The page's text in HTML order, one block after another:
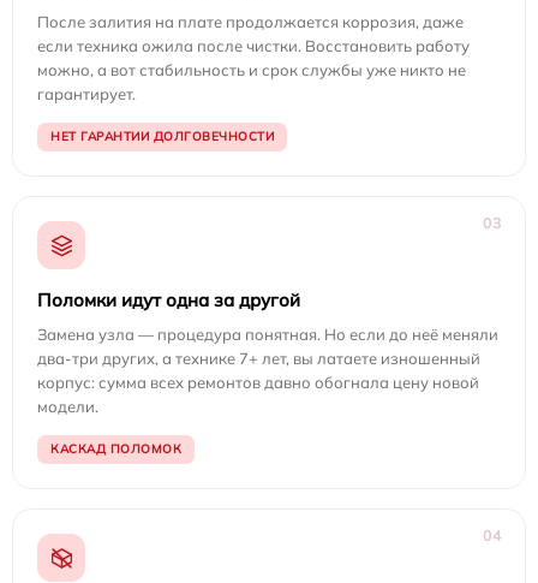
После залития на плате продолжается коррозия, даже
если техника ожила после чистки. Восстановить работу
можно, а вот стабильность и срок службы уже никто не
гарантирует.
НЕТ ГАРАНТИИ ДОЛГОВЕЧНОСТИ
03
Поломки идут одна за другой
Замена узла — процедура понятная. Но если до неё меняли
два-три других, а технике 7+ лет, вы латаете изношенный
корпус: сумма всех ремонтов давно обогнала цену новой
модели.
КАСКАД ПОЛОМОК
04